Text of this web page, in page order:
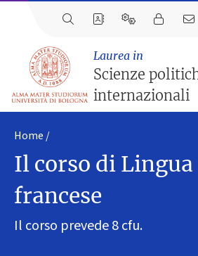
Laurea in
Scienze
internazionali
Home
Il corso di Lingua
francese
Il corso prevede 8 cfu.